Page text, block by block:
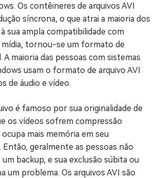
Os contêineres de arquivos AVI
síncrona, o que atrai a maioria dos
sua ampla compatibilidade com
tornou-se um formato de
A maioria das pessoas com sistemas
usam o formato de arquivo AVI
de áudio e vídeo.
é famoso por sua originalidade de
os vídeos sofrem compressão
ocupa mais memória em seu
geralmente as pessoas não
backup, e sua exclusão súbita ou
um problema. Os arquivos AVI são